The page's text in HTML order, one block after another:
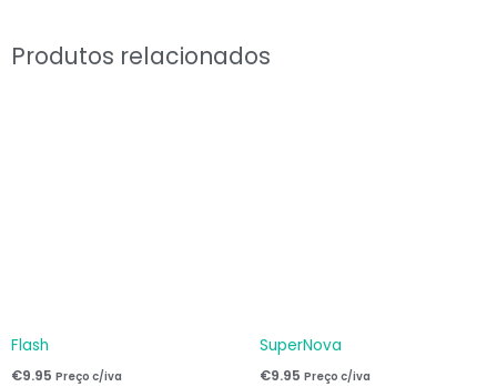
Produtos relacionados
Flash
€9.95 Preço c/iva
SuperNova
€9.95 Preço c/iva